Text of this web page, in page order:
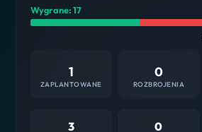
Wygrane: 17
1
ZAPLANTOWANE
0
ROZBROJENIA
3 0